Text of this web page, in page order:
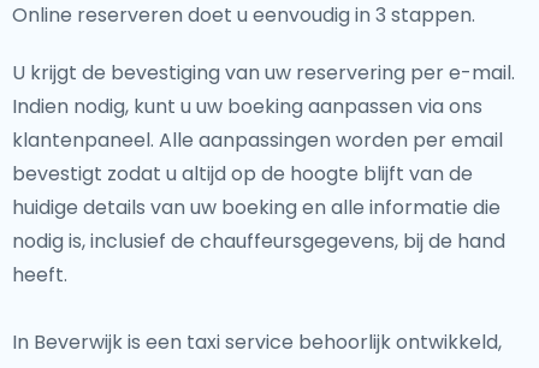
Online reserveren doet u eenvoudig in 3 stappen.
U krijgt de bevestiging van uw reservering per e-mail.
Indien nodig, kunt u uw boeking aanpassen via ons
klantenpaneel. Alle aanpassingen worden per email
bevestigt zodat u altijd op de hoogte blijft van de
huidige details van uw boeking en alle informatie die
nodig is, inclusief de chauffeursgegevens, bij de hand
heeft.
In Beverwijk is een taxi service behoorlijk ontwikkeld,